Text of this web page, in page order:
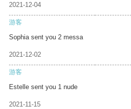
2021-12-04
游客
Sophia sent you 2 messa
2021-12-02
游客
Estelle sent you 1 nude
2021-11-15